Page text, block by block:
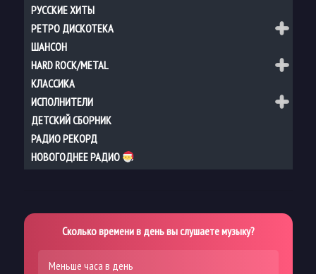
РУССКИЕ ХИТЫ
РЕТРО ДИСКОТЕКА
ШАНСОН
HARD ROCK/METAL
КЛАССИКА
ИСПОЛНИТЕЛИ
ДЕТСКИЙ СБОРНИК
РАДИО РЕКОРД
НОВОГОДНЕЕ РАДИО
Сколько времени в день вы слушаете музыку?
Меньше часа в день